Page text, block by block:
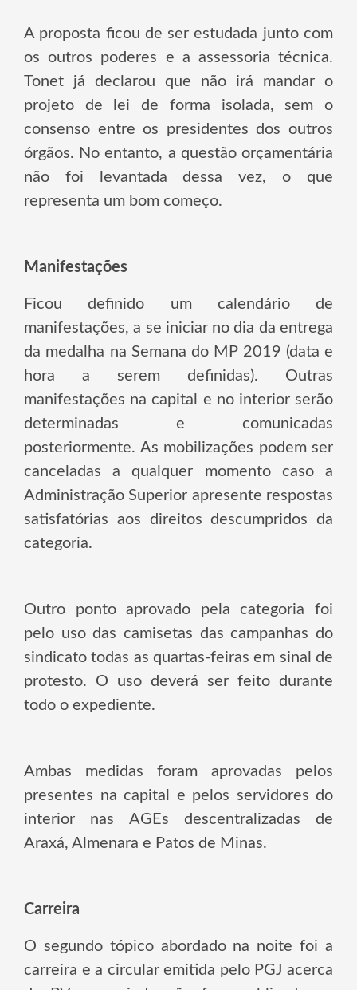
A proposta ficou de ser estudada junto com
os outros poderes e a assessoria técnica.
Tonet já declarou que não irá mandar o
projeto de lei de forma isolada, sem o
consenso entre os presidentes dos outros
órgãos. No entanto, a questão orçamentária
não foi levantada dessa vez, o que
representa um bom começo.
Manifestações
Ficou definido um calendário de
manifestações, a se iniciar no dia da entrega
da medalha na Semana do MP 2019 (data e
hora a serem definidas). Outras
manifestações na capital e no interior serão
determinadas e comunicadas
posteriormente. As mobilizações podem ser
canceladas a qualquer momento caso a
Administração Superior apresente respostas
satisfatórias aos direitos descumpridos da
categoria.
Outro ponto aprovado pela categoria foi
pelo uso das camisetas das campanhas do
sindicato todas as quartas-feiras em sinal de
protesto. O uso deverá ser feito durante
todo o expediente.
Ambas medidas foram aprovadas pelos
presentes na capital e pelos servidores do
interior nas AGEs descentralizadas de
Araxá, Almenara e Patos de Minas.
Carreira
O segundo tópico abordado na noite foi a
carreira e a circular emitida pelo PGJ acerca